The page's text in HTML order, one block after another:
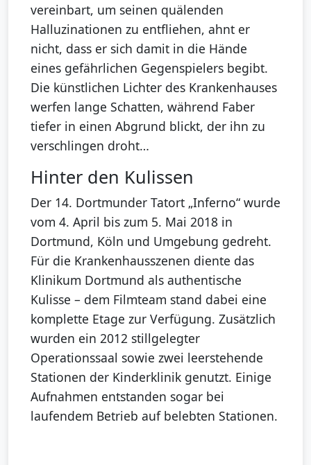
vereinbart, um seinen quälenden
Halluzinationen zu entfliehen, ahnt er
nicht, dass er sich damit in die Hände
eines gefährlichen Gegenspielers begibt.
Die künstlichen Lichter des Krankenhauses
werfen lange Schatten, während Faber
tiefer in einen Abgrund blickt, der ihn zu
verschlingen droht…
Hinter den Kulissen
Der 14. Dortmunder Tatort „Inferno“ wurde
vom 4. April bis zum 5. Mai 2018 in
Dortmund, Köln und Umgebung gedreht.
Für die Krankenhausszenen diente das
Klinikum Dortmund als authentische
Kulisse – dem Filmteam stand dabei eine
komplette Etage zur Verfügung. Zusätzlich
wurden ein 2012 stillgelegter
Operationssaal sowie zwei leerstehende
Stationen der Kinderklinik genutzt. Einige
Aufnahmen entstanden sogar bei
laufendem Betrieb auf belebten Stationen.